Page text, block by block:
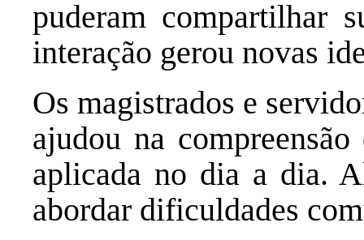
puderam compartilhar
interação gerou novas
Os magistrados e
ajudou na
aplicada no dia a dia.
abordar dificuldades